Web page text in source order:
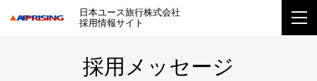
日本ユース旅行株式会社
採用情報サイト
採用メッセージ